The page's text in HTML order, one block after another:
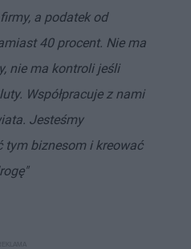
a podatek od
40 procent. Nie ma
nie ma kontroli jeśli
Współpracuje z nami
Jesteśmy
tym biznesom i kreować